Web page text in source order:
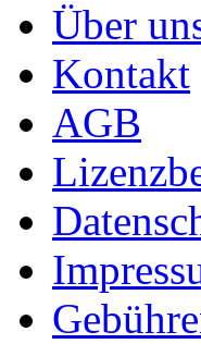
Über
Kontakt
AGB